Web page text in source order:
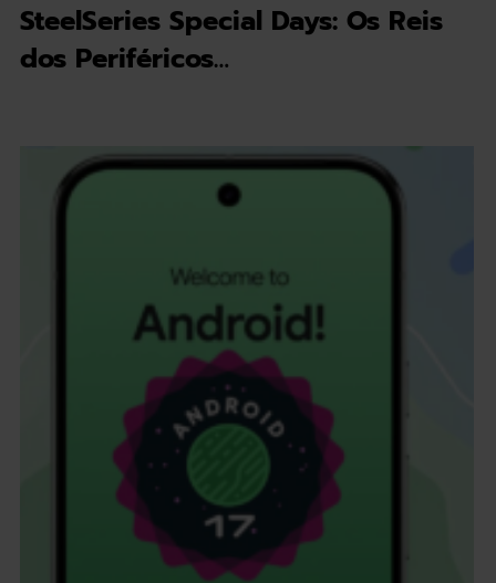
SteelSeries Special Days: Os Reis
dos Periféricos…